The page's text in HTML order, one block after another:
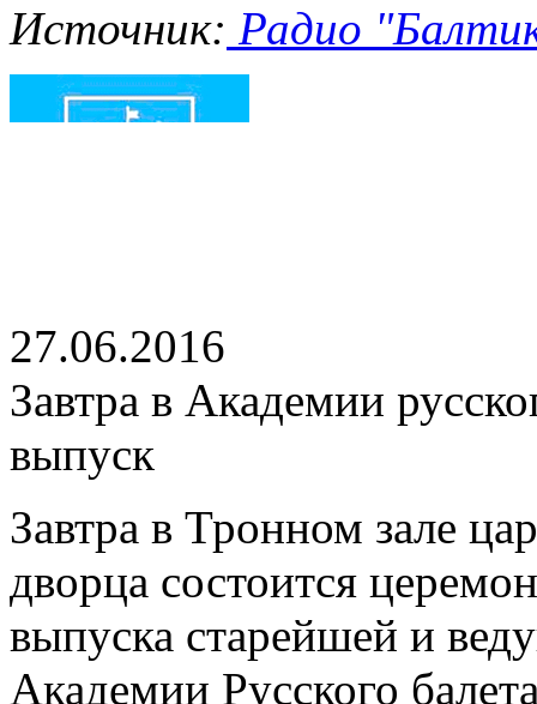
Источник: Радио
27.06.2016
Завтра в Академии
выпуск
Завтра в Тронном зале
дворца состоится
выпуска старейшей и
Академии Русского